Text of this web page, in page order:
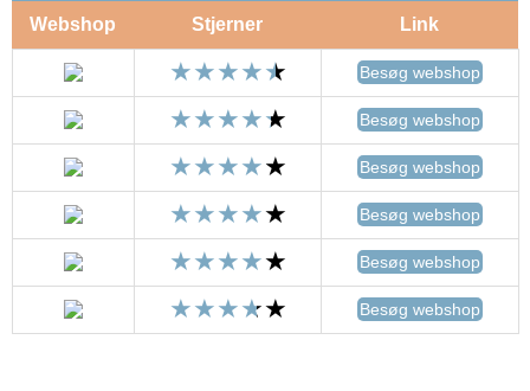
Webshop Stjerner Link
Besøg webshop
Besøg webshop
Besøg webshop
Besøg webshop
Besøg webshop
Besøg webshop